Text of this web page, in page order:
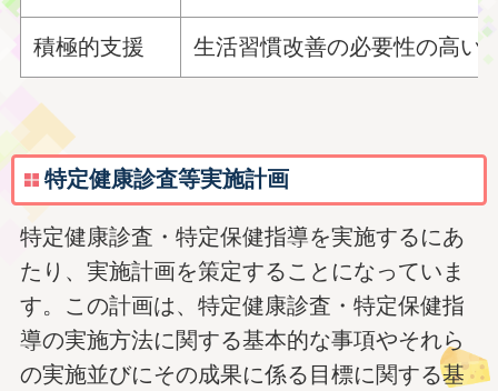
積極的支援 生活習慣改善の必要性の高い
特定健康診査等実施計画
特定健康診査・特定保健指導を実施するにあ
たり、実施計画を策定することになっていま
す。この計画は、特定健康診査・特定保健指
導の実施方法に関する基本的な事項やそれら
の実施並びにその成果に係る目標に関する基